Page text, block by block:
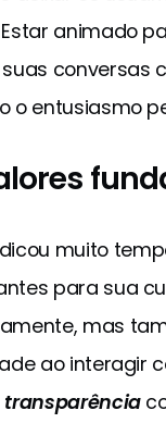
animado
conversas
o entusiasmo
muito
para sua
mas
ao interagir
transparência